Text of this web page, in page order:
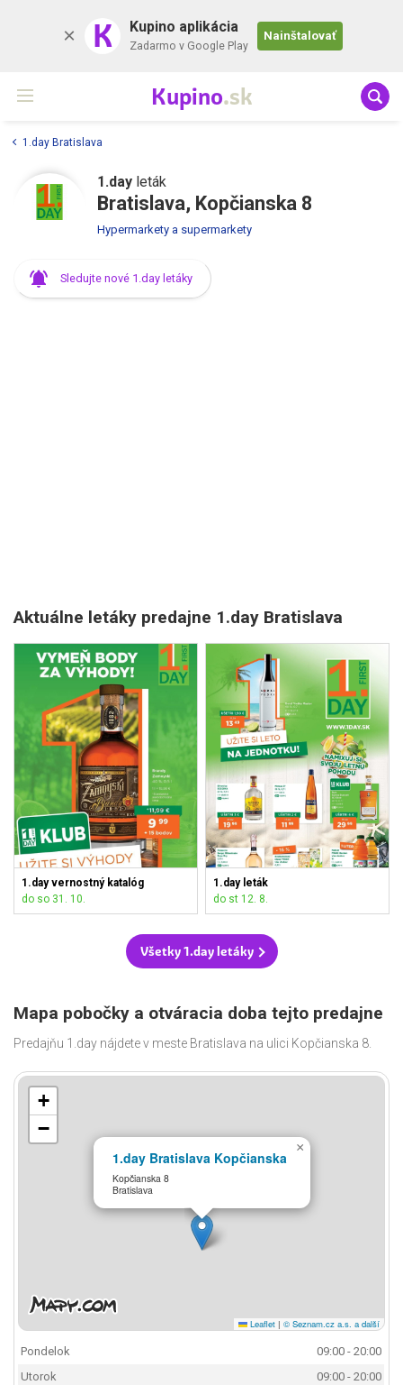
K Kupino aplikácia
Zadarmo v Google Play
Nainštalovať
Kupino.sk
1.day Bratislava
1.day leták
Bratislava, Kopčianska 8
Hypermarkety a supermarkety
Sledujte nové 1.day letáky
Aktuálne letáky predajne 1.day Bratislava
1.day vernostný katalóg
do so 31. 10.
1.day leták
do st 12. 8.
Všetky 1.day letáky
Mapa pobočky a otváracia doba tejto predajne
Predajňu 1.day nájdete v meste Bratislava na ulici Kopčianska 8.
1.day Bratislava Kopčianska
Kopčianska 8
Bratislava
×
+
−
Leaflet | © Seznam.cz a.s. a další
Pondelok
09:00 - 20:00
Utorok
09:00 - 20:00